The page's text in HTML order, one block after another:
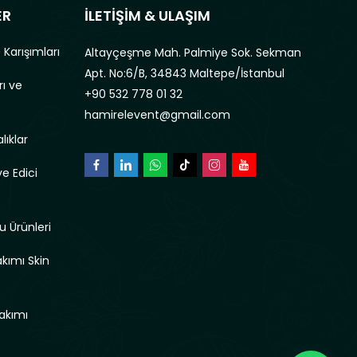
ve
Edici
Ürünleri
Skin
İLETİŞİM & ULAŞIM
Altayçeşme Mah. Palmiye Sok. Sekman
Apt. No:6/B, 34843 Maltepe/İstanbul
+90 532 778 01 32
hamirelevent@gmail.com